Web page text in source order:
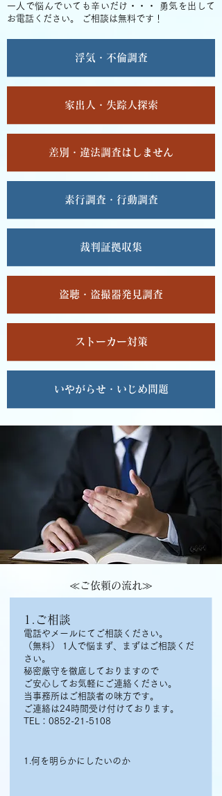
一人で悩んでいても辛いだけ・・・ 勇気を出して
お電話ください。 ご相談は無料です！
浮気・不倫調査
家出人・失踪人探索
差別・違法調査はしません
素行調査・行動調査
裁判証拠収集
盗聴・盗撮器発見調査
ストーカー対策
いやがらせ・いじめ問題
≪ご依頼の流れ≫
1.ご相談
電話やメールにてご相談ください。
（無料） 1人で悩まず、まずはご相談くだ
さい。
秘密厳守を徹底しておりますので
ご安心してお気軽にご連絡ください。
当事務所はご相談者の味方です。
ご連絡は24時間受け付けております。
TEL：0852-21-5108
1.何を明らかにしたいのか